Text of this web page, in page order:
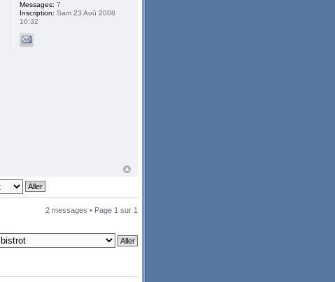
Messages: 7
Inscription: Sam 23 Aoû 2008
10:32
2 messages • Page 1 sur 1